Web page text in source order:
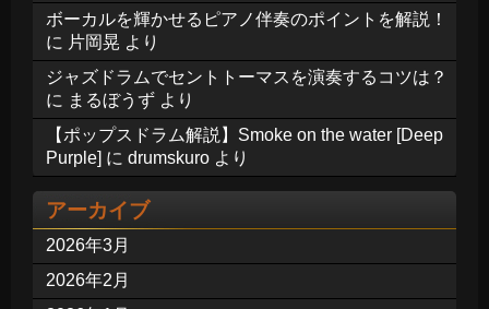
ボーカルを輝かせるピアノ伴奏のポイントを解説！
に 片岡晃 より
ジャズドラムでセントトーマスを演奏するコツは？
に まるぼうず より
【ポップスドラム解説】Smoke on the water [Deep
Purple] に drumskuro より
アーカイブ
2026年3月
2026年2月